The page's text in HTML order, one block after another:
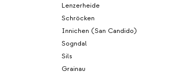
Lenzerheide
Schröcken
Innichen (San Candido)
Sogndal
Sils
Grainau